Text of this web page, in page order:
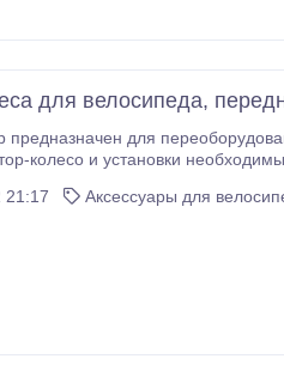
для велосипеда,
предназначен для
колесо и установки необходимых
и рекуперации ручка газа, велокомпъютер с указателем
21:17 Аксессуары для